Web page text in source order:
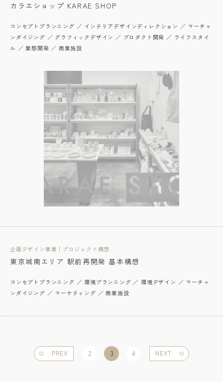
カラエショップ KARAE SHOP
コンセプトプランニング ／ インテリアデザインディレクション ／ マーチャ
ンダイジング ／ グラフィックデザイン ／ プロダクト開発 ／ ライフスタイ
ル ／ 業態開発 ／ 商業施設
企画デザイン事業 | プロジェクト構想
東京城南エリア 駅前再開発 基本構想
コンセプトプランニング ／ 環境プランニング ／ 環境デザイン ／ マーチャ
ンダイジング ／ マーケティング ／ 商業施設
PREV 2 3 4 NEXT